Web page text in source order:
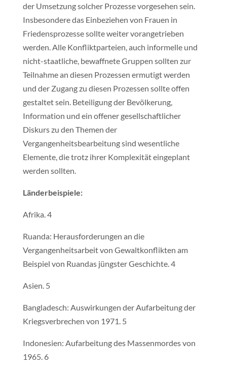
der Umsetzung solcher Prozesse vorgesehen sein.
Insbesondere das Einbeziehen von Frauen in
Friedensprozesse sollte weiter vorangetrieben
werden. Alle Konfliktparteien, auch informelle und
nicht-staatliche, bewaffnete Gruppen sollten zur
Teilnahme an diesen Prozessen ermutigt werden
und der Zugang zu diesen Prozessen sollte offen
gestaltet sein. Beteiligung der Bevölkerung,
Information und ein offener gesellschaftlicher
Diskurs zu den Themen der
Vergangenheitsbearbeitung sind wesentliche
Elemente, die trotz ihrer Komplexität eingeplant
werden sollten.
Länderbeispiele:
Afrika. 4
Ruanda: Herausforderungen an die
Vergangenheitsarbeit von Gewaltkonflikten am
Beispiel von Ruandas jüngster Geschichte. 4
Asien. 5
Bangladesch: Auswirkungen der Aufarbeitung der
Kriegsverbrechen von 1971. 5
Indonesien: Aufarbeitung des Massenmordes von
1965. 6